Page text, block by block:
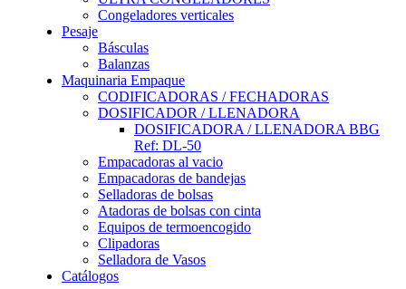
Congeladores verticales
Pesaje
Básculas
Balanzas
Maquinaria Empaque
CODIFICADORAS / FECHADORAS
DOSIFICADOR / LLENADORA
DOSIFICADORA / LLENADORA BBG
Ref: DL-50
Empacadoras al vacio
Empacadoras de bandejas
Selladoras de bolsas
Atadoras de bolsas con cinta
Equipos de termoencogido
Clipadoras
Selladora de Vasos
Catálogos